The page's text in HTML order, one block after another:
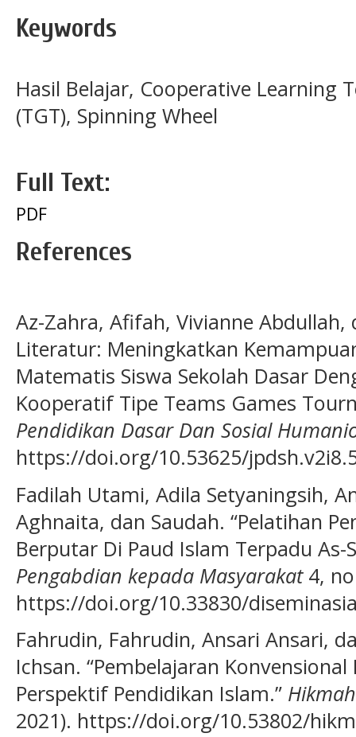
Keywords
Hasil Belajar, Cooperative Learning
(TGT), Spinning Wheel
Full Text:
PDF
References
Az-Zahra, Afifah, Vivianne Abdullah,
Literatur: Meningkatkan
Matematis Siswa Sekolah Dasar
Kooperatif Tipe Teams Games
Pendidikan Dasar Dan Sosial
https://doi.org/10.53625/
Fadilah Utami, Adila Setyaningsih,
Aghnaita, dan Saudah. “Pelatihan
Berputar Di Paud Islam Terpadu As-
Pengabdian kepada Masyarakat4,
https://doi.org/10.33830/
Fahrudin, Fahrudin, Ansari Ansari,
Ichsan. “Pembelajaran
Perspektif Pendidikan Islam.” Hikmah
2021). https://doi.org/10.53802/